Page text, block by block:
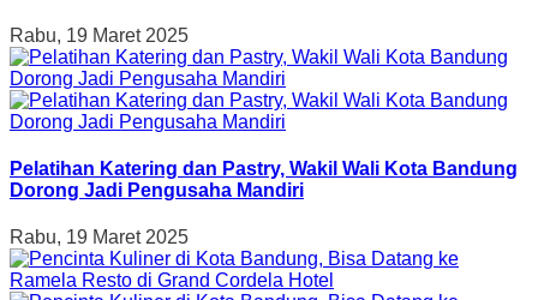
Rabu, 19 Maret 2025
Pelatihan Katering dan Pastry, Wakil Wali Kota Bandung
Dorong Jadi Pengusaha Mandiri
Rabu, 19 Maret 2025